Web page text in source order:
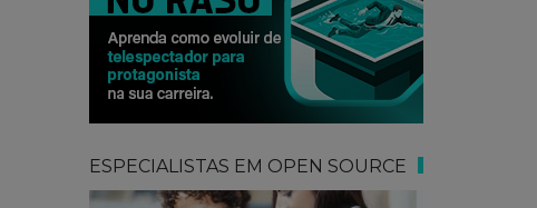
ESPECIALISTAS EM OPEN SOURCE